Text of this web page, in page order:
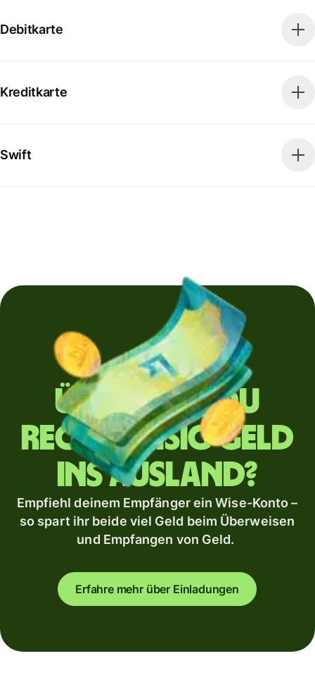
Debitkarte
Kreditkarte
Swift
Überweist du
regelmäßig Geld
ins Ausland?
Empfiehl deinem Empfänger ein Wise-Konto –
so spart ihr beide viel Geld beim Überweisen
und Empfangen von Geld.
Erfahre mehr über Einladungen